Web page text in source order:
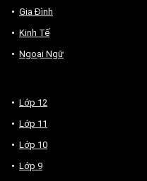
Gia Đình
Kinh Tế
Ngoại Ngữ
Lớp 12
Lớp 11
Lớp 10
Lớp 9